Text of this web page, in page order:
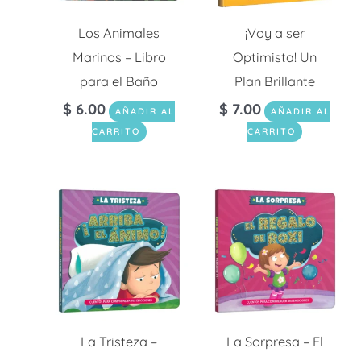
Los Animales
Marinos – Libro
para el Baño
$ 6.00
AÑADIR AL
CARRITO
¡Voy a ser
Optimista! Un
Plan Brillante
$ 7.00
AÑADIR AL
CARRITO
La Tristeza –
La Sorpresa – El